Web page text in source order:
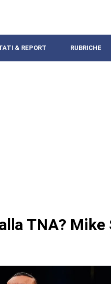
& REPORT RUBRICHE
TNA?